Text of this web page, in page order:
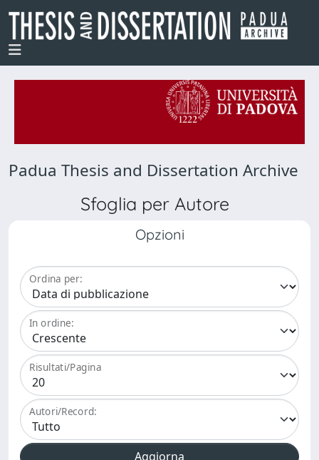
Padua Thesis and Dissertation Archive
Sfoglia per Autore
Opzioni
Ordina per:
In ordine:
Risultati/Pagina
Autori/Record: